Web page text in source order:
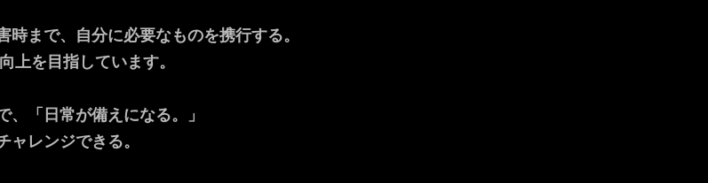
まで、自分に必要なものを携行する。
上を目指しています。
「日常が備えになる。」
レンジできる。